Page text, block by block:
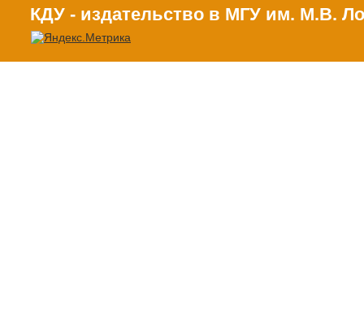
КДУ - издательство в МГУ им. М.В.